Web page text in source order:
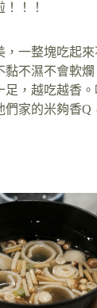
！！
，一整塊吃起
不濕不會軟
，越吃越香。
們家的米夠香Q